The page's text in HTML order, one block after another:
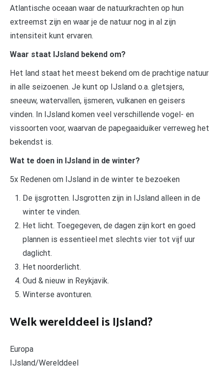
Atlantische oceaan waar de natuurkrachten op hun
extreemst zijn en waar je de natuur nog in al zijn
intensiteit kunt ervaren.
Waar staat IJsland bekend om?
Het land staat het meest bekend om de prachtige natuur
in alle seizoenen. Je kunt op IJsland o.a. gletsjers,
sneeuw, watervallen, ijsmeren, vulkanen en geisers
vinden. In IJsland komen veel verschillende vogel- en
vissoorten voor, waarvan de papegaaiduiker verreweg het
bekendst is.
Wat te doen in IJsland in de winter?
5x Redenen om IJsland in de winter te bezoeken
De ijsgrotten. IJsgrotten zijn in IJsland alleen in de
winter te vinden.
Het licht. Toegegeven, de dagen zijn kort en goed
plannen is essentieel met slechts vier tot vijf uur
daglicht.
Het noorderlicht.
Oud & nieuw in Reykjavik.
Winterse avonturen.
Welk werelddeel is IJsland?
Europa
IJsland/Werelddeel